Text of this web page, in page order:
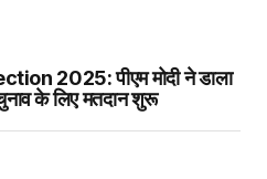
2025: पीएम मोदी ने डाला
के लिए मतदान शुरू